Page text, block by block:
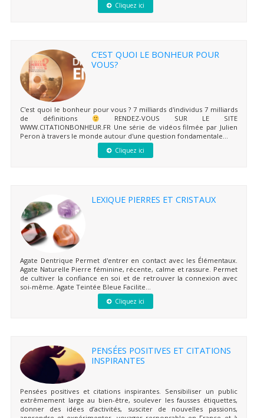
Cliquez ici
C’EST QUOI LE BONHEUR POUR
VOUS?
C'est quoi le bonheur pour vous ? 7 milliards d'individus 7 milliards
de définitions
RENDEZ-VOUS SUR LE SITE
WWW.CITATIONBONHEUR.FR Une série de vidéos filmée par Julien
Peron à travers le monde autour d'une question fondamentale...
Cliquez ici
LEXIQUE PIERRES ET CRISTAUX
Agate Dentrique Permet d'entrer en contact avec les Élémentaux.
Agate Naturelle Pierre féminine, récente, calme et rassure. Permet
de cultiver la confiance en soi et de retrouver la connexion avec
soi-même. Agate Teintée Bleue Facilite...
Cliquez ici
PENSÉES POSITIVES ET CITATIONS
INSPIRANTES
Pensées positives et citations inspirantes. Sensibiliser un public
extrêmement large au bien-être, soulever les fausses étiquettes,
donner des idées d’activités, susciter de nouvelles passions,